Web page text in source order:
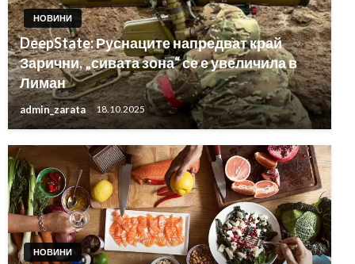
НОВИНИ
DeepState: Руснаците напредват край
Зарични, „сивата зона“ се е увеличила в
Лиман
admin_zarata 18.10.2025
НОВИНИ